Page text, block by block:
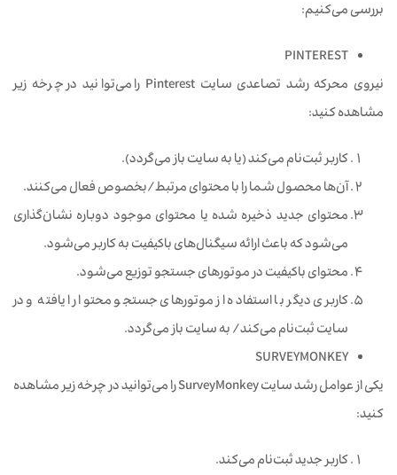
بررسی می‌کنیم:
PINTEREST
نیروی محرکه رشد تصاعدی سایت Pinterest را می‌توانید در چرخه زیر
مشاهده کنید:
کاربر ثبت‌نام می‌کند (یا به سایت باز می‌گردد).
آن‌ها محصول شما را با محتوای مرتبط/بخصوص فعال می‌کنند.
محتوای جدید ذخیره شده یا محتوای موجود دوباره نشان‌گذاری
می‌شود که باعث ارائه سیگنال‌های باکیفیت به کاربر می‌شود.
محتوای باکیفیت در موتورهای جستجو توزیع می‌شود.
کاربری دیگر با استفاده از موتورهای جستجو محتوا را یافته و در
سایت ثبت‌نام می‌کند/ به سایت باز می‌گردد.
SURVEYMONKEY
یکی از عوامل رشد سایت SurveyMonkey را می‌توانید در چرخه زیر مشاهده
کنید:
کاربر جدید ثبت‌نام می‌کند.